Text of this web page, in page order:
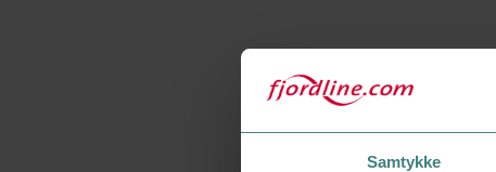
Samtykke